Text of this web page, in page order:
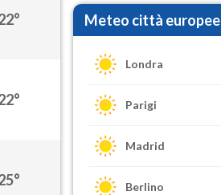
Meteo città europee
Londra
Parigi
Madrid
Berlino